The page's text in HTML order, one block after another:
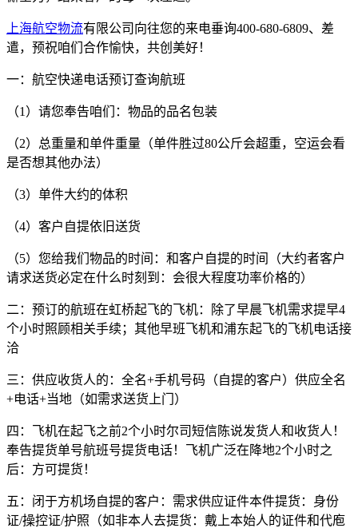
上海航空物流有限公司向往您的来电垂询400-680-6809、差
遣，预祝咱们合作愉快，共创美好！
一：航空快递电话预订查询航班
（1）请您奉告咱们：物品的品名包装
（2）总重量和单件重量（单件胜过80公斤会超重，空运会看
是否想其他办法）
（3）单件大约的体积
（4）客户自提依旧送货
（5）您给我们物品的时间：和客户自提的时间（大约者客户
请求送货必定在什么时刻到：会很大程度功率价格的）
二：预订的航班在虹桥起飞的飞机：除了早晨飞机需求提早4
个小时照顾相关手续；其他早班飞机和浦东起飞的飞机电话接
洽
三：供应收货人的：全名+手机号码（自提的客户）供应全名
+电话+当地（如需求送货上门）
四：飞机在起飞之前2个小时尔司短信陈说发货人和收货人！
奉告提货单号航班号提货电话！飞机广泛在降地2个小时之
后：方可提货！
五：闭于方机场自提的客户：需求供应证件本件提货：身份
证/操控证/护照（如非本人去提货：戴上本始人的证件和代庖